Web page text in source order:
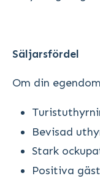
Säljarsfördel
Om din
Bevisad
Stark
Positiva